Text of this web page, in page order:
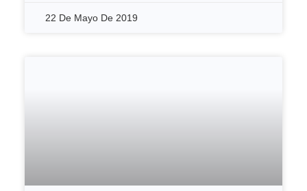
22 De Mayo De 2019